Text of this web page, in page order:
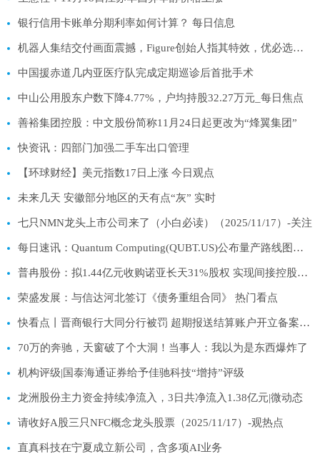
银行信用卡账单分期利率如何计算？ 每日信息
机器人集结交付画面震撼，Figure创始人指其特效，优必选：已发布一镜到底视频|每日讯息
中国援赤道几内亚医疗队完成定期巡诊后首批手术
中山公用股东户数下降4.77%，户均持股32.27万元_每日焦点
善裕集团控股：中文股份简称11月24日起更改为“烽翼集团”
快资讯：四部门加强二手车出口管理
【环球财经】美元指数17日上涨 今日观点
未来几天 安徽部分地区的天有点“灰” 实时
七只NMN龙头上市公司来了（小白必读）（2025/11/17）-关注
每日速讯：Quantum Computing(QUBT.US)公布量产路线图并获15亿美元融资，股价盘前大涨
普冉股份：拟1.44亿元收购诺亚长天31%股权 实现间接控股高性能闪存公司SHM|热点聚焦
荣盛发展：与信达河北签订《债务重组合同》 热门看点
快看点丨晋商银行大同分行被罚 超期报送结算账户开立备案资料
70万的奔驰，天窗破了个大洞！当事人：我以为是东西爆炸了
机构评级|国泰海通证券给予佳驰科技“增持”评级
龙洲股份主力资金持续净流入，3日共净流入1.38亿元|微动态
请收好A股三只NFC概念龙头股票（2025/11/17）-观热点
直真科技在宁夏成立新公司，含多项AI业务